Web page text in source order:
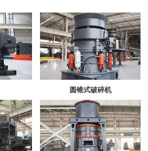
圆锥式破碎机